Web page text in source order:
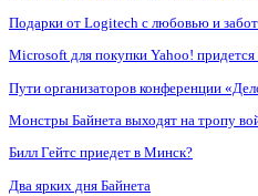
Подарки от Logitech с любовью и
Microsoft для покупки Yahoo! придется
Пути организаторов конференции
Монстры Байнета выходят на тропу
Билл Гейтс приедет в Минск?
Два ярких дня Байнета